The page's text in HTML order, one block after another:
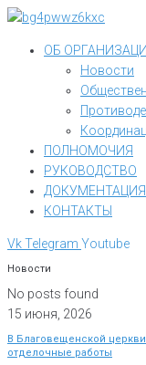
Перейти
контенту
ОБ
Новости
ПОЛНОМОЧИЯ
РУКОВОДСТВО
ДОКУМЕНТАЦИЯ
КОНТАКТЫ
VkTelegram Youtube
Новости
No posts found
15 июня, 2026
В Благовещенской
отделочные работы